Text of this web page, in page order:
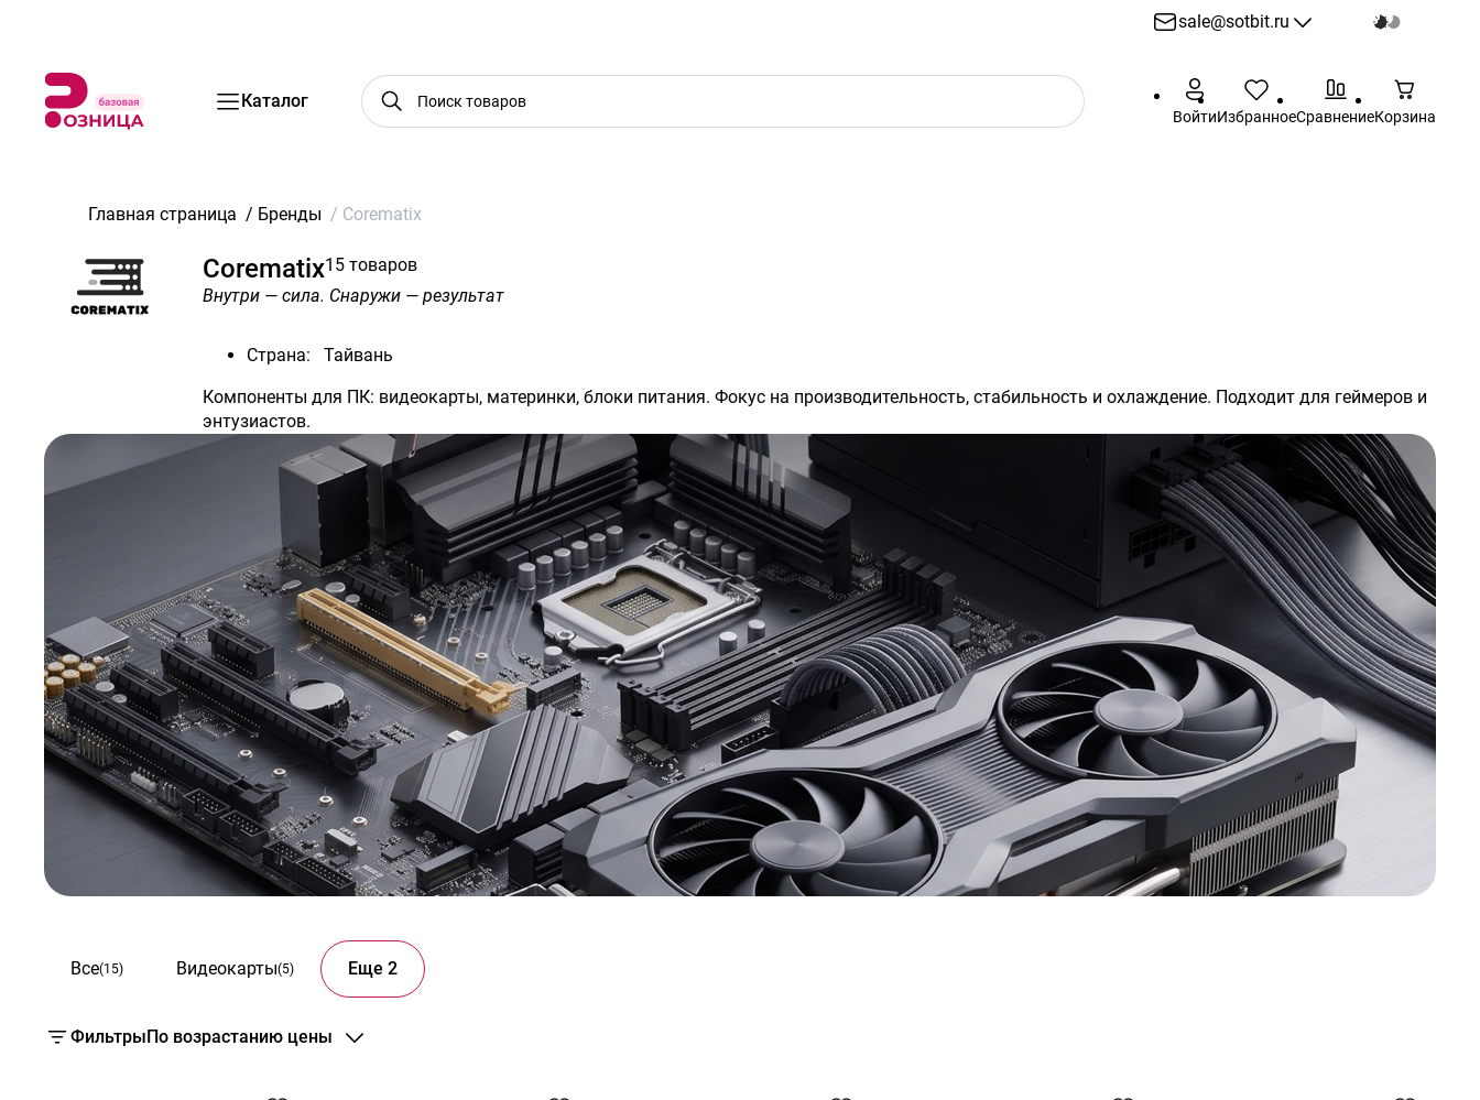
sale@sotbit.ru
sale@sotbit.ru
Каталог
ВойтиИзбранноеСравнениеКорзина
Главная страница / Бренды / Corematix
Corematix15 товаров
Внутри — сила. Снаружи — результат
Страна:
Тайвань
Компоненты для ПК: видеокарты, материнки, блоки питания. Фокус на производительность, стабильность и охлаждение. Подходит для геймеров и
энтузиастов.
Все(15) Видеокарты(5) Еще 2
ФильтрыПо возрастанию цены